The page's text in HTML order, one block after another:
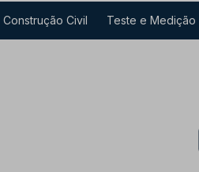
Construção Civil Teste e Medição